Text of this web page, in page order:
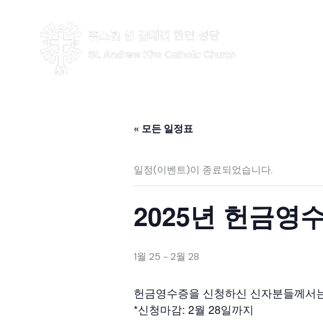
« 모든 일정표
일정(이벤트)이 종료되었습니다.
2025년 헌금영
1월 25 - 2월 28
헌금영수증을 신청하신 신자분들께서
*신청마감: 2월 28일까지